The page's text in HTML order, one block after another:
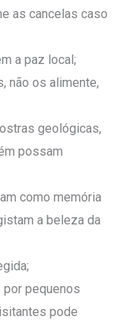
as cancelas caso
a paz local;
não os alimente,
geológicas,
possam
como memória
a beleza da
pequenos
pode